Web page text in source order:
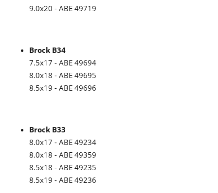
9.0x20 - ABE 49719
Brock B34
7.5x17 - ABE 49694
8.0x18 - ABE 49695
8.5x19 - ABE 49696
Brock B33
8.0x17 - ABE 49234
8.0x18 - ABE 49359
8.5x18 - ABE 49235
8.5x19 - ABE 49236